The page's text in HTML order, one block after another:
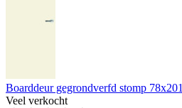
Boarddeur gegrondverfd stomp
Veel verkocht